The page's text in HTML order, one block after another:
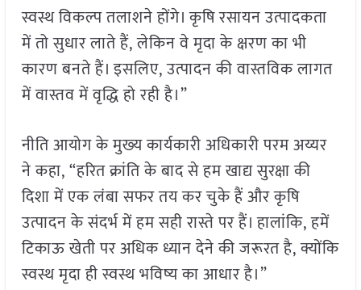
स्वस्थ विकल्प तलाशने होंगे। कृषि रसायन उत्पादकता
में तो सुधार लाते हैं, लेकिन वे मृदा के क्षरण का भी
कारण बनते हैं। इसलिए, उत्पादन की वास्तविक लागत
में वास्तव में वृद्धि हो रही है।”
नीति आयोग के मुख्‍य कार्यकारी अधिकारी परम अय्यर
ने कहा, “हरित क्रांति के बाद से हम खाद्य सुरक्षा की
दिशा में एक लंबा सफर तय कर चुके हैं और कृषि
उत्पादन के संदर्भ में हम सही रास्ते पर हैं। हालांकि, हमें
टिकाऊ खेती पर अधिक ध्यान देने की जरूरत है, क्योंकि
स्वस्थ मृदा ही स्वस्थ भविष्य का आधार है।”